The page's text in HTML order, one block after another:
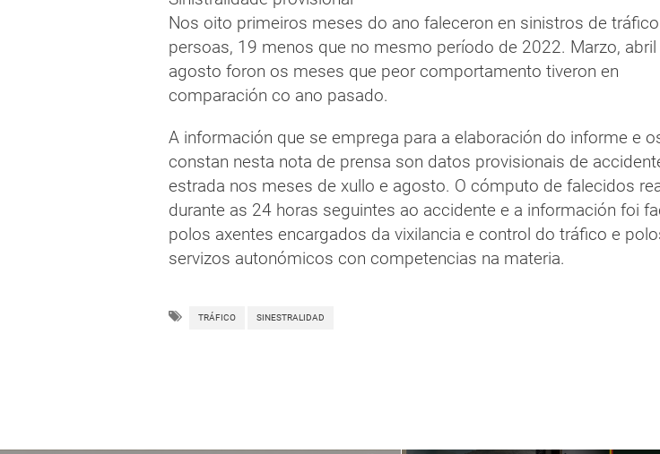
Nos oito primeiros meses do ano faleceron en sinistros de
persoas, 19 menos que no mesmo período de 2022. Marzo, abril
agosto foron os meses que peor comportamento tiveron en
comparación co ano pasado.
A información que se emprega para a elaboración do informe e
constan nesta nota de prensa son datos provisionais de
estrada nos meses de xullo e agosto. O cómputo de falecidos
durante as 24 horas seguintes ao accidente e a información foi
polos axentes encargados da vixilancia e control do tráfico e
servizos autonómicos con competencias na materia.
TRÁFICO SINESTRALIDAD